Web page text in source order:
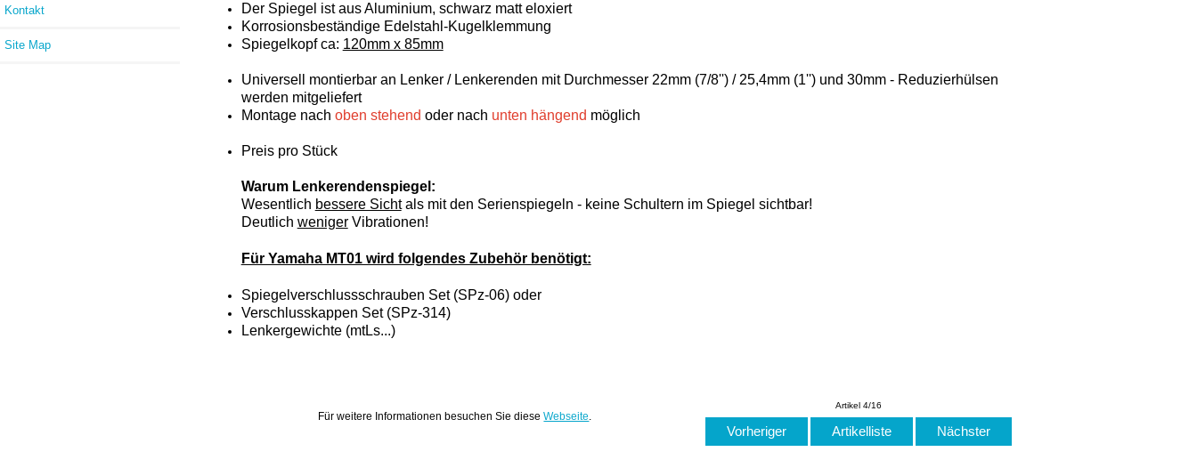
Kontakt
Site Map
Der Spiegel istaus Aluminium, schwarz matt eloxiert
Korrosionsbeständige Edelstahl-Kugelklemmung
Spiegelkopf ca: 120mm x 85mm
Universell montierbar an Lenker / Lenkerenden mit Durchmesser 22mm (7/8'') / 25,4mm (1'') und 30mm - Reduzierhülsen
werden mitgeliefert
Montage nach oben stehend oder nach unten hängend möglich
Preis pro Stück
Warum Lenkerendenspiegel:
Wesentlich bessere Sichtals mit den Serienspiegeln - keine Schultern im Spiegel sichtbar!
Deutlich wenigerVibrationen!
Für Yamaha MT01 wird folgendes Zubehör benötigt:
Spiegelverschlussschrauben Set (SPz-06) oder
Verschlusskappen Set (SPz-314)
Lenkergewichte (mtLs...)
Artikel 4/16
Vorheriger Artikelliste Nächster
Für weitere Informationen besuchen Sie dieseWebseite